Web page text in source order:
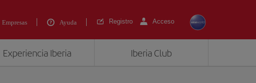
Empresas Ayuda Registro Acceso
Experiencia Iberia Iberia Club